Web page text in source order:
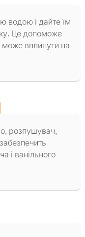
водою і дайте їм
Це допоможе
може вплинути на
розпушувач,
і ванільного